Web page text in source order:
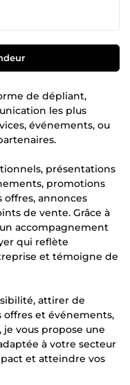
de dépliant,
les plus
événements, ou
présentations
promotions
offres, annonces
de vente. Grâce à
accompagnement
qui reflète
et témoigne de
attirer de
offres et événements,
vous propose une
à votre secteur
et atteindre vos